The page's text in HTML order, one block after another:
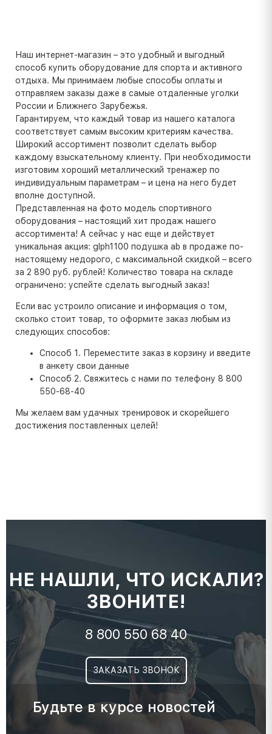
Наш интернет-магазин – это удобный и выгодный
способ купить оборудование для спорта и активного
отдыха. Мы принимаем любые способы оплаты и
отправляем заказы даже в самые отдаленные уголки
России и Ближнего Зарубежья.
Гарантируем, что каждый товар из нашего каталога
соответствует самым высоким критериям качества.
Широкий ассортимент позволит сделать выбор
каждому взыскательному клиенту. При необходимости
изготовим хороший металлический тренажер по
индивидуальным параметрам – и цена на него будет
вполне доступной.
Представленная на фото модель спортивного
оборудования – настоящий хит продаж нашего
ассортимента! А сейчас у нас еще и действует
уникальная акция: glph1100 подушка ab в продаже по-
настоящему недорого, с максимальной скидкой – всего
за 2 890 руб. рублей! Количество товара на складе
ограничено: успейте сделать выгодный заказ!
Если вас устроило описание и информация о том,
сколько стоит товар, то оформите заказ любым из
следующих способов:
Способ 1. Переместите заказ в корзину и введите
в анкету свои данные
Способ 2. Свяжитесь с нами по телефону 8 800
550-68-40
Мы желаем вам удачных тренировок и скорейшего
достижения поставленных целей!
НЕ НАШЛИ, ЧТО ИСКАЛИ?
ЗВОНИТЕ!
8 800 550 68 40
ЗАКАЗАТЬ ЗВОНОК
Будьте в курсе новостей